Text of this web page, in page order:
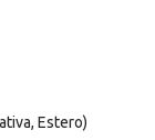
Estero)